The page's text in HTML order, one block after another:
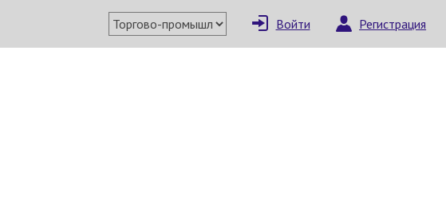
Войти Регистрация
× Написать